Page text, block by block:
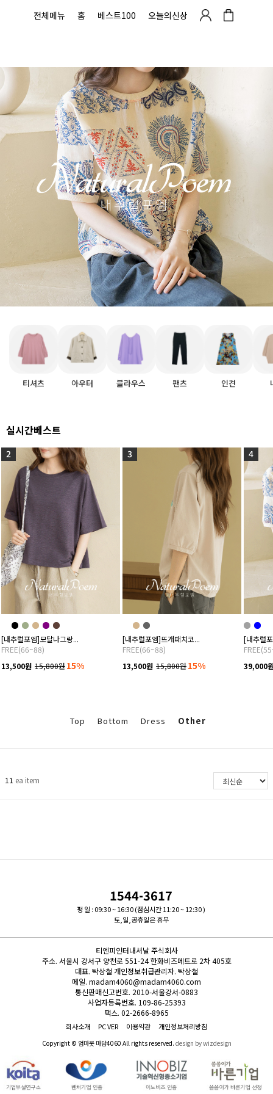
전체메뉴 홈 베스트100 오늘의신상
티셔츠 아우터 블라우스 팬츠 인견
실시간베스트
2
[내추럴포엠]모달나그랑...
FREE(66~88)
13,500원 15,800원15%
3
[내추럴포엠]뜨개패치코...
FREE(66~88)
13,500원 15,800원15%
4
[내추럴
39,000
Top Bottom Dress Other
11 ea item
1544-3617
평 일 : 09:30 ~ 16:30 (점심시간 11:20 ~ 12:30 )
토,일,공휴일은 휴무
티엔피인터내셔날 주식회사
주소. 서울시 강서구 양천로 551-24 한화비즈메트로 2차 405호
대표. 탁상철 개인정보취급관리자. 탁상철
메일. madam4060@madam4060.com
통신판매신고번호. 2010-서울강서-0883
사업자등록번호. 109-86-25393
팩스. 02-2666-8965
회사소개 PC VER 이용약관 개인정보처리방침
Copyright © 엄마옷 마담4060 All rights reserved. design by wizdesign